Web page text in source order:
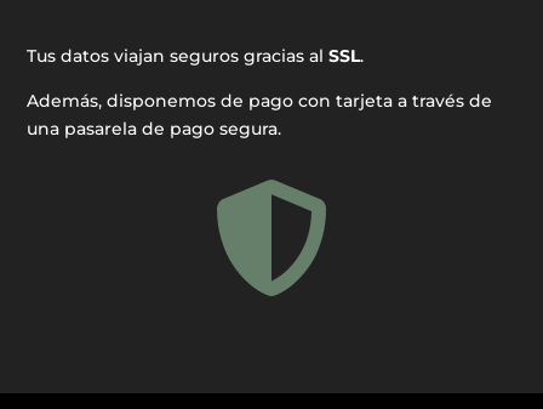
Tus datos viajan seguros gracias alSSL.
Además, disponemos de pago con tarjeta a través de
una pasarela de pago segura.
